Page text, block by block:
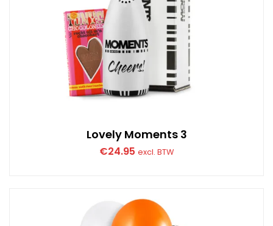
Lovely Moments 3
€24.95 excl. BTW